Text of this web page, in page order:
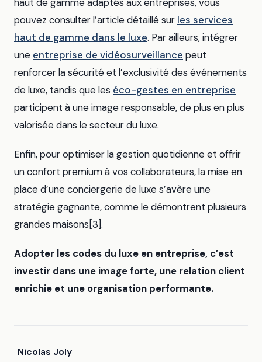
pouvez consulter l’article détaillé sur les services
haut de gamme dans le luxe. Par ailleurs, intégrer
une entreprise de vidéosurveillance peut
renforcer la sécurité et l’exclusivité des événements
de luxe, tandis que les éco-gestes en entreprise
participent à une image responsable, de plus en plus
valorisée dans le secteur du luxe.
Enfin, pour optimiser la gestion quotidienne et offrir
un confort premium à vos collaborateurs, la mise en
place d’une conciergerie de luxe s’avère une
stratégie gagnante, comme le démontrent plusieurs
grandes maisons[3].
Adopter les codes du luxe en entreprise, c’est
investir dans une image forte, une relation client
enrichie et une organisation performante.
Nicolas Joly